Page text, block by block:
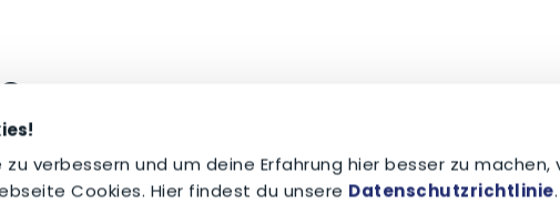
zu verbessern und um deine Erfahrung hier besser zu machen,
Cookies. Hier findest du unsere Datenschutzrichtlinie.
+49 9072 9581-0 an, schreib uns oder komm